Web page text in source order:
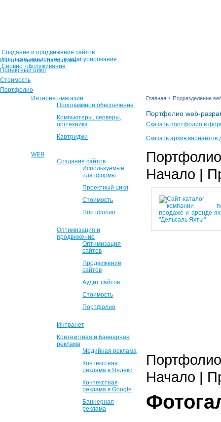
Создание и продвижение сайтов
Продажа, внедрение, конфигурирование
Сервис, обслуживание
Используемые платформы
Проектный цикл
Стоимость
Портфолио
Интернет-магазин
Программное обеспечение
Компьютеры, серверы,
оргтехника
Картриджи
WEB
Создание сайтов
Используемые
платформы
Проектный цикл
Стоимость
Портфолио
Оптимизация и
продвижение
Оптимизация
сайтов
Продвижение
сайтов
Аудит сайтов
Стоимость
Портфолио
Интранет
Контекстная и баннерная
реклама
Медийная реклама
Контекстная
реклама в Яндекс
Контекстная
реклама в Google
Баннерная
реклама
Главная / Подразделение
Портфолио web-
Скачать портфолио в
Скачать архив вариантов
Начало |
Начало |